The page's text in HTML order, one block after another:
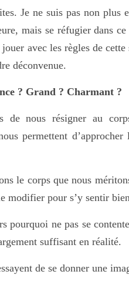
Je ne suis pas non plus
mais se réfugier dans
avec les règles de
déconvenue.
? Grand ? Charmant ?
de nous résigner au
permettent
le corps que nous
modifier pour s’y sentir
pourquoi ne pas se
suffisant en réalité.
de se donner une